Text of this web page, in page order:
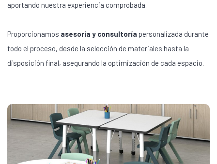
aportando nuestra experiencia comprobada.
Proporcionamos asesoría y consultoría personalizada durante
todo el proceso, desde la selección de materiales hasta la
disposición final, asegurando la optimización de cada espacio.